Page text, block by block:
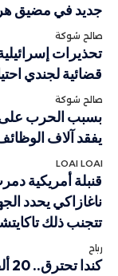
جديد في مضيق
صالح شوكة
تحذيرات
قضائية لجندي
صالح شوكة
بسبب الحرب على
يفقد آلاف
LOAI LOAI
قنبلة أمريكية
ناغازاكي يحدد
تتجنب ذلك
رباح